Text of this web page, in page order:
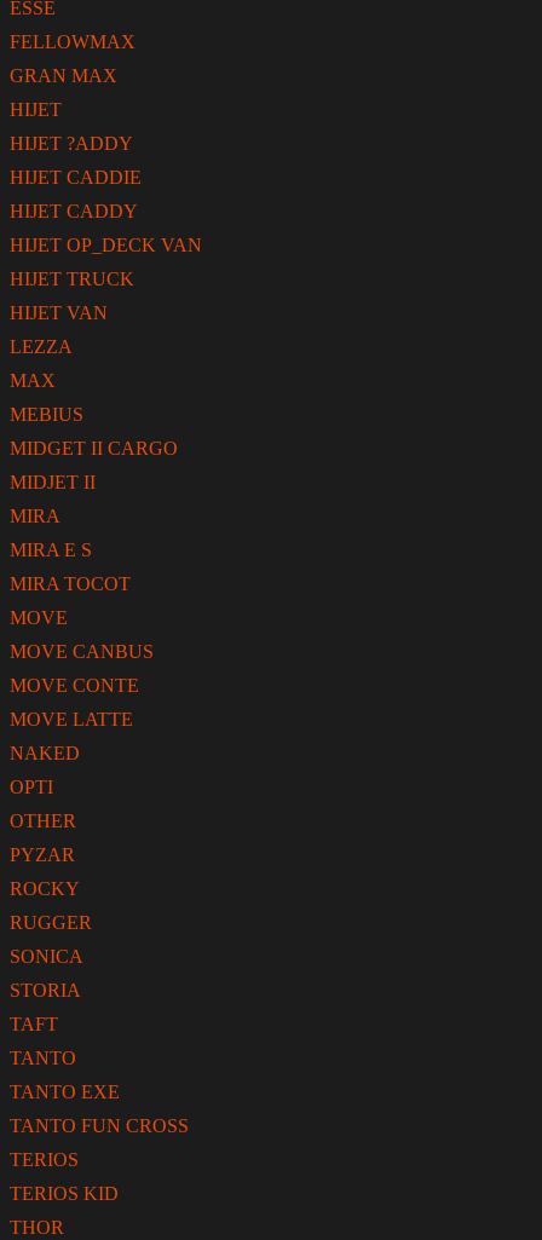
ESSE
FELLOWMAX
GRAN MAX
HIJET
HIJET ?ADDY
HIJET CADDIE
HIJET CADDY
HIJET OP_DECK VAN
HIJET TRUCK
HIJET VAN
LEZZA
MAX
MEBIUS
MIDGET II CARGO
MIDJET II
MIRA
MIRA E S
MIRA TOCOT
MOVE
MOVE CANBUS
MOVE CONTE
MOVE LATTE
NAKED
OPTI
OTHER
PYZAR
ROCKY
RUGGER
SONICA
STORIA
TAFT
TANTO
TANTO EXE
TANTO FUN CROSS
TERIOS
TERIOS KID
THOR